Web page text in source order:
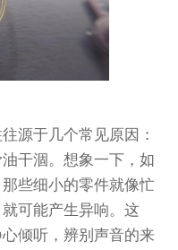
于几个常见原因：
干涸。想象一下，如
些细小的零件就像忙
可能产生异响。这
倾听，辨别声音的来